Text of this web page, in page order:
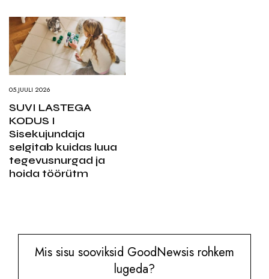
05.JUULI 2026
SUVI LASTEGA
KODUS I
Sisekujundaja
selgitab kuidas luua
tegevusnurgad ja
hoida töörütm
Mis sisu sooviksid GoodNewsis rohkem
lugeda?